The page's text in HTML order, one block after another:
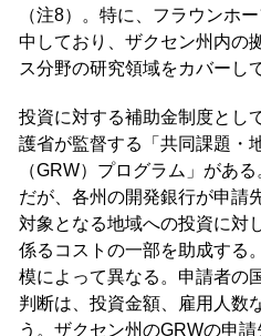
（注8）。特に、フラウンホ
中しており、ザクセン州内の
ス分野の研究領域をカバーし
投資に対する補助金制度とし
護省が監督する「共同課題・
（GRW）プログラム」があ
だが、各州の開発銀行が申請
対象となる地域への投資に対
係るコストの一部を助成する
模によって異なる。申請者の
判断は、投資金額、雇用人数
う。ザクセン州のGRWの申請